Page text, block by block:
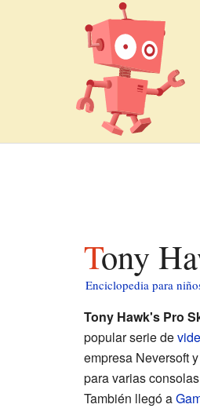
Tony
Enciclopedia para
Tony Hawk's Pro
popular serie de
empresa Neversoft
para varias
También llegó a